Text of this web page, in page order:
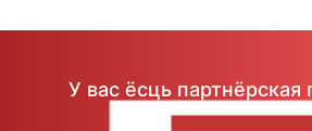
У вас ёсць партнёрская